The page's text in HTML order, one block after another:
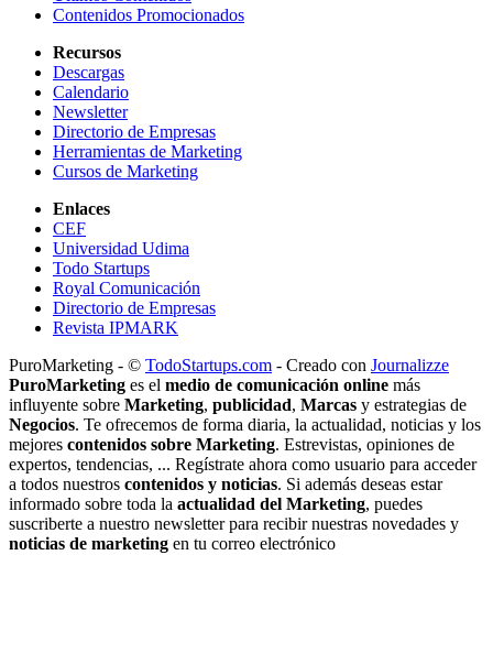
Contenidos Promocionados
Recursos
Descargas
Calendario
Newsletter
Directorio de Empresas
Herramientas de Marketing
Cursos de Marketing
Enlaces
CEF
Universidad Udima
Todo Startups
Royal Comunicación
Directorio de Empresas
Revista IPMARK
PuroMarketing - © TodoStartups.com - Creado con Journalizze
PuroMarketing es el medio de comunicación online más
influyente sobre Marketing, publicidad, Marcas y estrategias de
Negocios. Te ofrecemos de forma diaria, la actualidad, noticias y los
mejores contenidos sobre Marketing. Estrevistas, opiniones de
expertos, tendencias, ... Regístrate ahora como usuario para acceder
a todos nuestros contenidos y noticias. Si además deseas estar
informado sobre toda la actualidad del Marketing, puedes
suscriberte a nuestro newsletter para recibir nuestras novedades y
noticias de marketing en tu correo electrónico